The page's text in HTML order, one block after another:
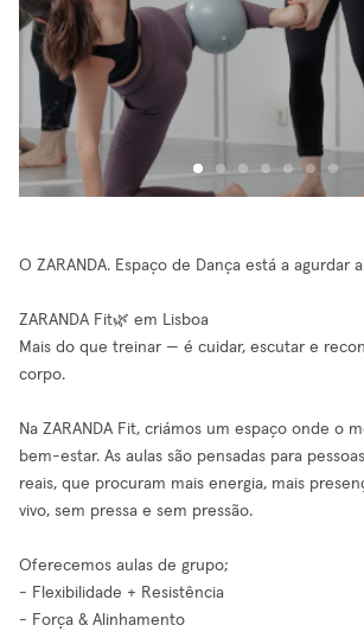
O ZARANDA. Espaço de Dança está a agurdar
ZARANDA Fit🌿 em Lisboa
Mais do que treinar — é cuidar, escutar e
corpo.
Na ZARANDA Fit, criámos um espaço onde o
bem-estar. As aulas são pensadas para
reais, que procuram mais energia, mais
vivo, sem pressa e sem pressão.
Oferecemos aulas de grupo;
- Flexibilidade + Resistência
- Força & Alinhamento